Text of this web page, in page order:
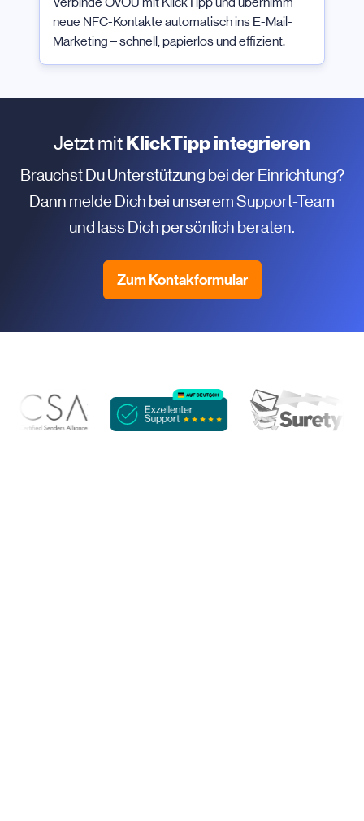
neue NFC-Kontakte automatisch ins E-Mail-
Marketing – schnell, papierlos und effizient.
Jetzt mitKlickTipp integrieren
Brauchst Du Unterstützung bei der Einrichtung?
Dann melde Dich bei unserem Support-Team
und lass Dich persönlich beraten.
Zum Kontakformular